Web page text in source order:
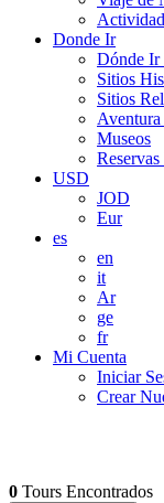
Donde Ir
Dónde Ir
Sitios
Sitios
Museos
USD
JOD
Eur
es
en
it
Ar
ge
fr
Mi Cuenta
Iniciar
Crear
0 Tours Encontrados